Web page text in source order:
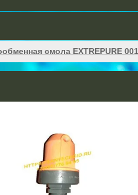
смола EXTREPURE